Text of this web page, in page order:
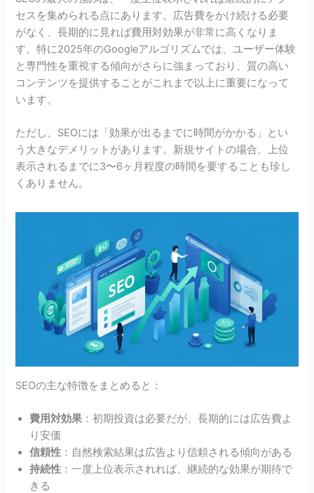
セスを集められる点にあります。広告費をかけ続ける必要
がなく、長期的に見れば費用対効果が非常に高くなりま
す。特に2025年のGoogleアルゴリズムでは、ユーザー体験
と専門性を重視する傾向がさらに強まっており、質の高い
コンテンツを提供することがこれまで以上に重要になって
います。
ただし、SEOには「効果が出るまでに時間がかかる」とい
う大きなデメリットがあります。新規サイトの場合、上位
表示されるまでに3〜6ヶ月程度の時間を要することも珍し
くありません。
SEOの主な特徴をまとめると：
費用対効果 ：初期投資は必要だが、長期的には広告費よ
り安価
信頼性 ：自然検索結果は広告より信頼される傾向がある
持続性 ：一度上位表示されれば、継続的な効果が期待で
きる